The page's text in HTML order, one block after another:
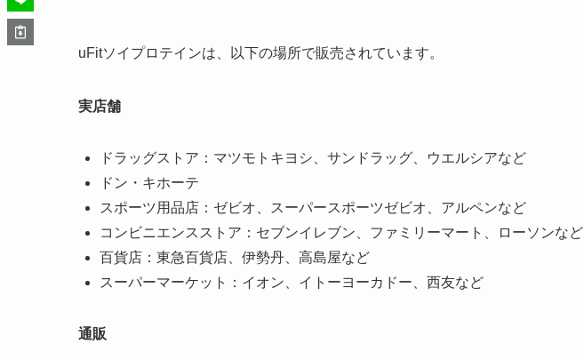
uFitソイプロテインは、以下の場所で販売されています。
実店舗
ドラッグストア：マツモトキヨシ、サンドラッグ、ウエルシアなど
ドン・キホーテ
スポーツ用品店：ゼビオ、スーパースポーツゼビオ、アルペンなど
コンビニエンスストア：セブンイレブン、ファミリーマート、ローソンなど
百貨店：東急百貨店、伊勢丹、高島屋など
スーパーマーケット：イオン、イトーヨーカドー、西友など
通販